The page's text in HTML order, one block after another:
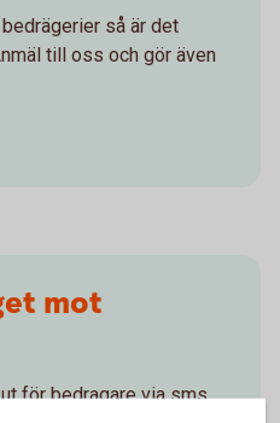
så är det
till oss och gör även
mot
för bedragare via sms